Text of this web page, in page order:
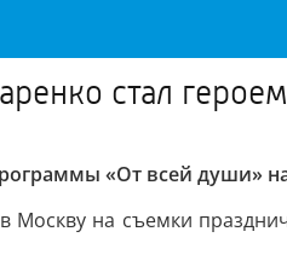
стал
«От всей души»
Москву на съемки